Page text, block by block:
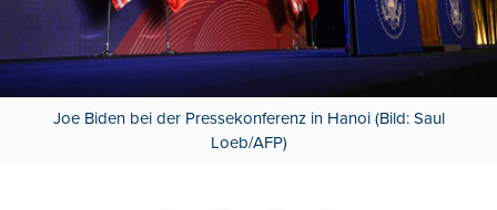
Joe Biden bei der Pressekonferenz in Hanoi (Bild: Saul
Loeb/AFP)